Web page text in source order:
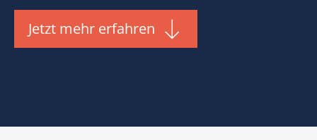
Jetzt mehr erfahren